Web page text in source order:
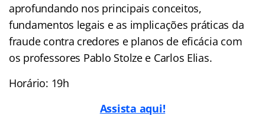
aprofundando nos principais conceitos,
fundamentos legais e as implicações práticas da
fraude contra credores e planos de eficácia com
os professores Pablo Stolze e Carlos Elias.
Horário: 19h
Assista aqui!